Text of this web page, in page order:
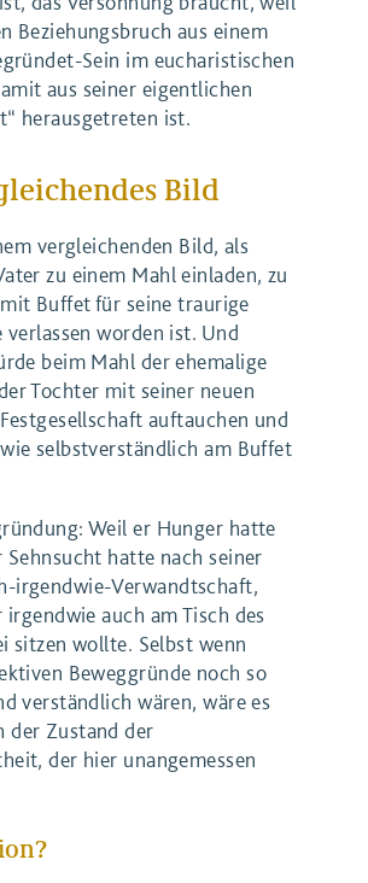
Beziehungsbruch aus einem
Sein im eucharistischen
aus seiner eigentlichen
herausgetreten ist.
Bild
vergleichenden Bild, als
zu einem Mahl einladen, zu
Buffet für seine traurige
verlassen worden ist. Und
beim Mahl der ehemalige
Tochter mit seiner neuen
auftauchen und
selbstverständlich am Buffet
Weil er Hunger hatte
Sehnsucht hatte nach seiner
irgendwie-Verwandtschaft,
auch am Tisch des
sitzen wollte. Selbst wenn
Beweggründe noch so
verständlich wären, wäre es
der Zustand der
der hier unangemessen